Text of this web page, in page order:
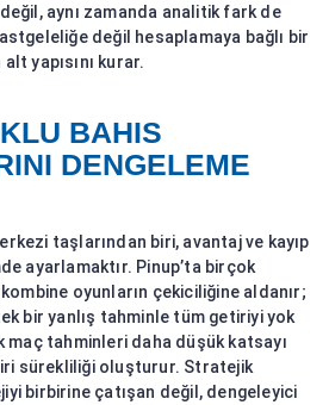
aynı zamanda analitik fark de
değil hesaplamaya bağlı bir
yapısını kurar.
BAHIS
DENGELEME
taşlarından biri, avantaj ve kayıp
ayarlamaktır. Pinup’ta birçok
kombine oyunların çekiciliğine aldanır;
bir yanlış tahminle tüm getiriyi yok
maç tahminleri daha düşük katsayı
sürekliliği oluşturur. Stratejik
birbirine çatışan değil, dengeleyici